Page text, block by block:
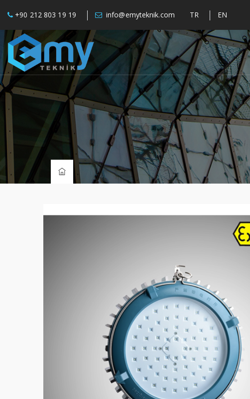
+90 212 803 19 19 info@emyteknik.com TR EN